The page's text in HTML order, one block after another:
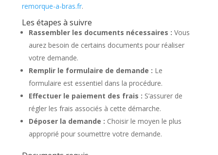
remorque-a-bras.fr.
Les étapes à suivre
Rassembler les documents nécessaires : Vous
aurez besoin de certains documents pour réaliser
votre demande.
Remplir le formulaire de demande : Le
formulaire est essentiel dans la procédure.
Effectuer le paiement des frais : S’assurer de
régler les frais associés à cette démarche.
Déposer la demande : Choisir le moyen le plus
approprié pour soumettre votre demande.